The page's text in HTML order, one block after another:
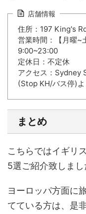
店舗情報
住所：197 King's
営業時間：【月曜~
9:00~23:00
定休日：不定休
アクセス：
(Stop KH/バス停)
まとめ
こちらではイギリ
5選ご紹介致しまし
ヨーロッパ方面に
てている方は、是